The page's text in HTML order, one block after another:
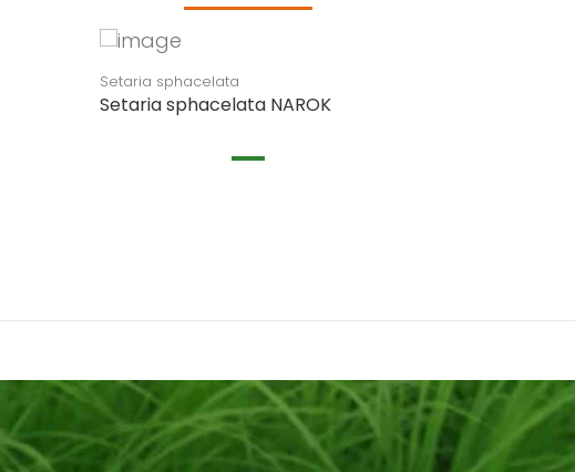
Setaria sphacelata
Setaria sphacelata NAROK